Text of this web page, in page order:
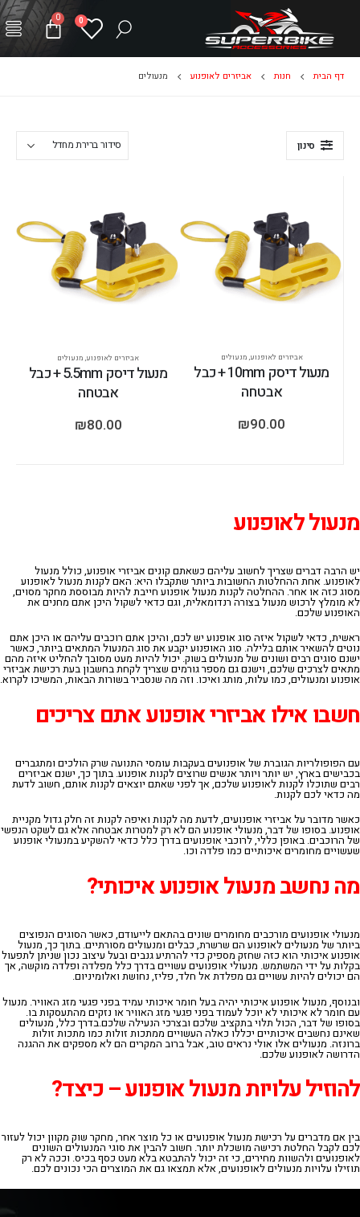
0
0
דף הבית חנות אביזרים לאופנוע מנעולים
סינון
אביזרים לאופנוע, מנעולים
מנעול דיסק 10mm + כבל
אבטחה
₪90.00
אביזרים לאופנוע, מנעולים
מנעול דיסק 5.5mm + כבל
אבטחה
₪80.00
מנעול לאופנוע
יש הרבה דברים שצריך לחשוב עליהם כשאתם קונים אביזרי אופנוע, כולל מנעול
לאופנוע. אחת ההחלטות החשובות ביותר שתקבלו היא: האם לקנות מנעול לאופנוע
מסוג כזה או אחר. ההחלטה לקנות מנעול אופנוע חייבת להיות מבוססת מחקר מסוים,
לא מומלץ לרכוש מנעול בצורה רנדומאלית, וגם כדאי לשקול היכן אתם מחנים את
האופנוע שלכם.
ראשית, כדאי לשקול איזה סוג אופנוע יש לכם, והיכן אתם רוכבים עליהם או היכן אתם
נוטים להשאיר אותם בלילה. סוג האופנוע יקבע את סוג המנעול המתאים ביותר, כאשר
ישנם סוגים רבים ושונים של מנעולים בשוק. יכול להיות מעט מסובך להחליט איזה מהם
מתאים לצרכים שלכם, וישנם גם מספר גורמים שצריך לקחת בחשבון בעת רכישת אביזרי
אופנוע ומנעולים, כמו עלות, מותג ואיכו. וזה מה שנסביר בשורות הבאות, המשיכו לקרוא.
חשבואילואביזריאופנועאתםצריכים
עם הפופולריות הגוברת של אופנועים בעקבות עומסי התנועה שרק הולכים ומתגברים
בכבישים בארץ, יש יותר ויותר אנשים שרוצים לקנות אופנוע. בתוך כך, ישנם אביזרים
רבים שתוכלו לקנות לאופנוע שלכם, אך לפני שאתם יוצאים לקנות אותם, חשוב לדעת
מה כדאי לכם לקנות.
כאשר מדובר על אביזרי אופנועים, לדעת מה לקנות ואיפה לקנות זה חלק גדול מקניית
אופנוע. בסופו שלדבר, מנעולי אופנוע הם לא רק למטרות אבטחה אלא גם לשקט הנפשי
של הרוכבים. באופן כללי, לרוכבי אופנועים בדרך כלל כדאי להשקיע במנעולי אופנוע
שעשויים מחומרים איכותיים כמו פלדה וכו.
מהנחשבמנעולאופנועאיכותי?
מנעולי אופנועים מורכבים מחומרים שונים בהתאם לייעודם, כאשר הסוגים הנפוצים
ביותר של מנעולים לאופנוע הם שרשרת, כבלים ומנעולים מסורתיים. בתוך כך, מנעול
אופנוע איכותי הוא כזה שחזק מספיק כדי להרתיע גנבים ובעל עיצוב נכון שניתן לתפעול
בקלות על ידי המשתמש. מנעולי אופנועים עשויים בדרך כלל מפלדה ופלדה מוקשה, אך
הם יכולים להיות עשויים גם מפלדת אל חלד, פליז, נחושת ואלומיניום.
ובנוסף, מנעול אופנוע איכותי יהיה בעל חומר איכותי עמיד בפני פגעי מזג האוויר. מנעול
עם חומר לא איכותי לא יוכל לעמוד בפני פגעי מזג האוויר או נזקים מהתעסקות בו.
בסופו של דבר, הכול תלוי בתקציב שלכם ובצרכי הנעילה שלכם.בדרך כלל, מנעולים
שאינם נחשבים איכותיים יכללו כאלה העשויים ממתכות זולות כמו מתכות זולות
ברונזה. מנעולים אלו אולי נראים טוב, אבל ברוב המקרים הם לא מספקים את ההגנה
הדרושה לאופנוע שלכם.
להוזיל עלויות מנעול אופנוע – כיצד?
בין אם מדברים על רכישת מנעול אופנועים או כל מוצר אחר, מחקר שוק מקוון יכול לעזור
לכם לקבל החלטת רכישה מושכלת יותר. חשוב להבין את סוגי המנעולים השונים
לאופנועים ולהשוות מחירים, כי זה יכול להתבטא בלא מעט כסף בכיס. וככהלא רק
תוזילו עלויות מנעוליםלאופנועים,אלא תמצאו גםאת המוצרים הכי נכוניםלכם.